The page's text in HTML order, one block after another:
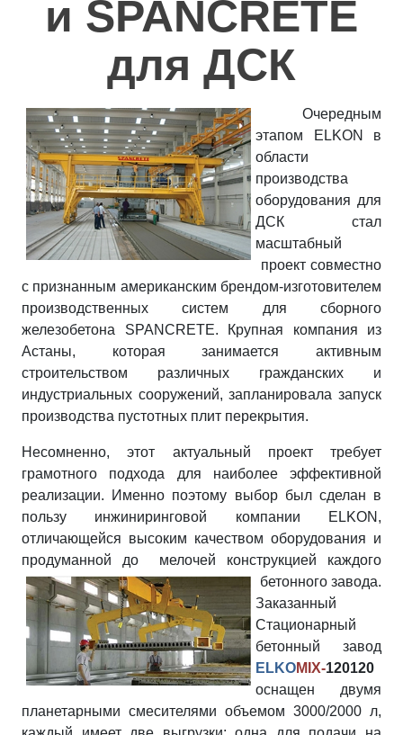
Полезное
Контакты
и SPANCRETE
для ДСК
Очередным
этапом ELKON в
области
производства
оборудования для
ДСК стал
масштабный
проект совместно
с признанным американским брендом-изготовителем
производственных систем для сборного
железобетона SPANCRETE. Крупная компания из
Астаны, которая занимается активным
строительством различных гражданских и
индустриальных сооружений, запланировала запуск
производства пустотных плит перекрытия.
Несомненно, этот актуальный проект требует
грамотного подхода для наиболее эффективной
реализации. Именно поэтому выбор был сделан в
пользу инжиниринговой компании ELKON,
отличающейся высоким качеством оборудования и
продуманной до мелочей конструкцией каждого
бетонного завода.
Заказанный
Стационарный
бетонный завод
ELKOMIX-120120
оснащен двумя
планетарными смесителями объемом 3000/2000 л,